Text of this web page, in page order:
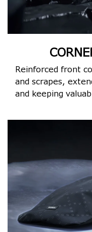
Reinforced front
and scrapes,
and keeping